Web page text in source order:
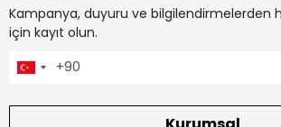
Kampanya, duyuru ve bilgilendirmelerden
için kayıt olun.